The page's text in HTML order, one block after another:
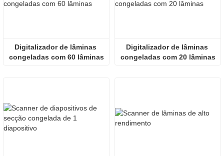
Digitalizador de lâminas
congeladas com 60 lâminas
Digitalizador de lâminas
congeladas com 20 lâminas